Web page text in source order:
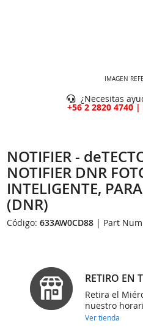
IMAGEN
¿Necesitas
+56 2 2820 4740 |
NOTIFIER -
NOTIFIER DNR
INTELIGENTE,
(DNR)
Código:633AW0CD88 | Part
RETIRO EN
Retira el
nuestro
Ver tienda